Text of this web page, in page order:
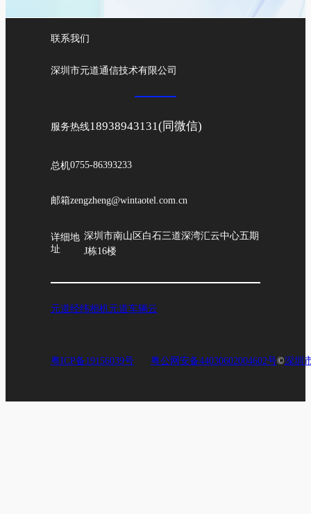
联系我们
深圳市元道通信技术有限公司
服务热线18938943131(同微信)
总机0755-86393233
邮箱zengzheng@wintaotel.com.cn
详细地
址
深圳市南山区白石三道深湾汇云中心五期
J栋16楼
元道经纬相机元道车辆云
粤ICP备19156039号 粤公网安备44030602004602号©深圳